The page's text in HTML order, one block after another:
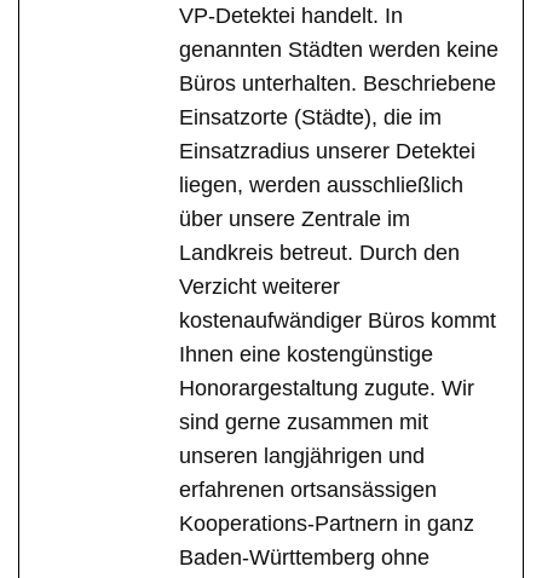
VP-Detektei handelt. In
genannten Städten werden keine
Büros unterhalten. Beschriebene
Einsatzorte (Städte), die im
Einsatzradius unserer Detektei
liegen, werden ausschließlich
über unsere Zentrale im
Landkreis betreut. Durch den
Verzicht weiterer
kostenaufwändiger Büros kommt
Ihnen eine kostengünstige
Honorargestaltung zugute. Wir
sind gerne zusammen mit
unseren langjährigen und
erfahrenen ortsansässigen
Kooperations-Partnern in ganz
Baden-Württemberg ohne